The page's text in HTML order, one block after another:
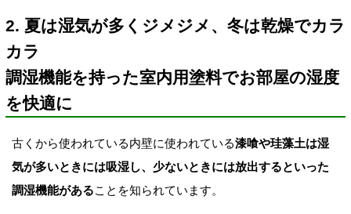
2. 夏は湿気が多くジメジメ、冬は乾燥でカラ
カラ
調湿機能を持った室内用塗料でお部屋の湿度
を快適に
古くから使われている内壁に使われている漆喰や珪藻土は湿
気が多いときには吸湿し、少ないときには放出するといった
調湿機能があることを知られています。